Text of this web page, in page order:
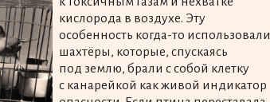
кислорода в воздухе. Эту
особенность когда-то использовали
шахтёры, которые, спускаясь
под землю, брали с собой клетку
с канарейкой как живой индикатор